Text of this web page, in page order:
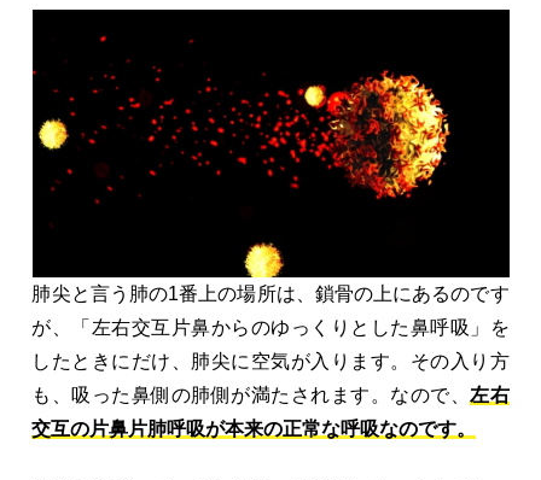
肺尖と言う肺の1番上の場所は、鎖骨の上にあるのです
が、「左右交互片鼻からのゆっくりとした鼻呼吸」を
したときにだけ、肺尖に空気が入ります。その入り方
も、吸った鼻側の肺側が満たされます。なので、左右
交互の片鼻片肺呼吸が本来の正常な呼吸なのです。